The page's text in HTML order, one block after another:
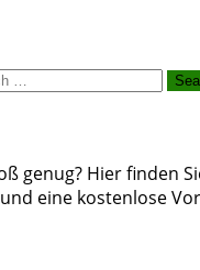
genug? Hier finden
eine kostenlose